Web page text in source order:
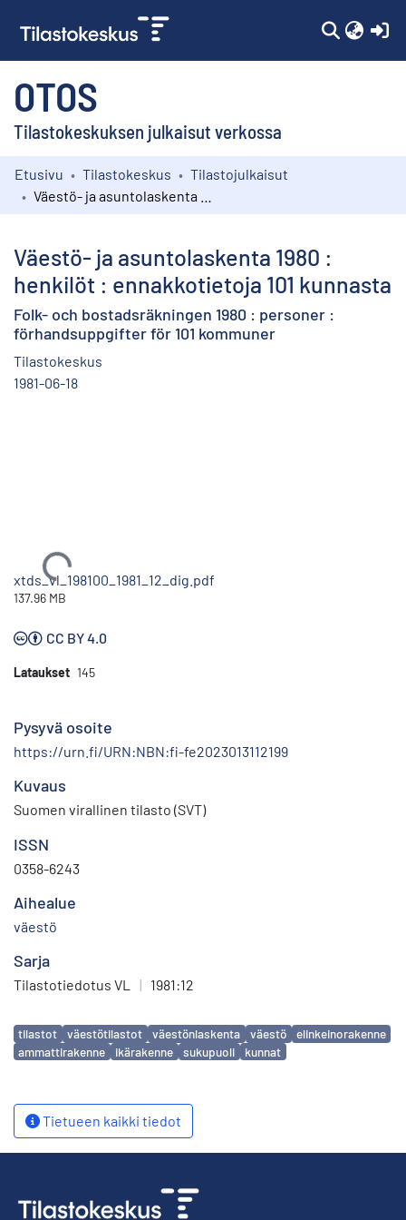
OTOS
Tilastokeskuksen julkaisut verkossa
Kokoelmat
Etusivu Tilastokeskus
Tilastojulkaisut
Väestö- ja asuntolaskenta 1980 :
henkilöt : ennakkotietoja 101 kunnasta
Folk- och bostadsräkningen 1980 : personer :
förhandsuppgifter för 101 kommuner
Tilastokeskus
1981-06-18
Ladataan...
xtds_vl_198100_1981_12_dig.pdf
137.96 MB
CC BY 4.0
Lataukset 145
Pysyvä osoite
https://urn.fi/URN:NBN:fi-fe2023013112199
Kuvaus
Suomen virallinen tilasto (SVT)
ISSN
0358-6243
Aihealue
väestö
Sarja
Tilastotiedotus VL | 1981:12
Avainsanat
tilastot väestötilastot väestönlaskenta väestö
elinkeinorakenne
ammattirakenne
ikärakenne sukupuoli kunnat
Tietueen kaikki tiedot